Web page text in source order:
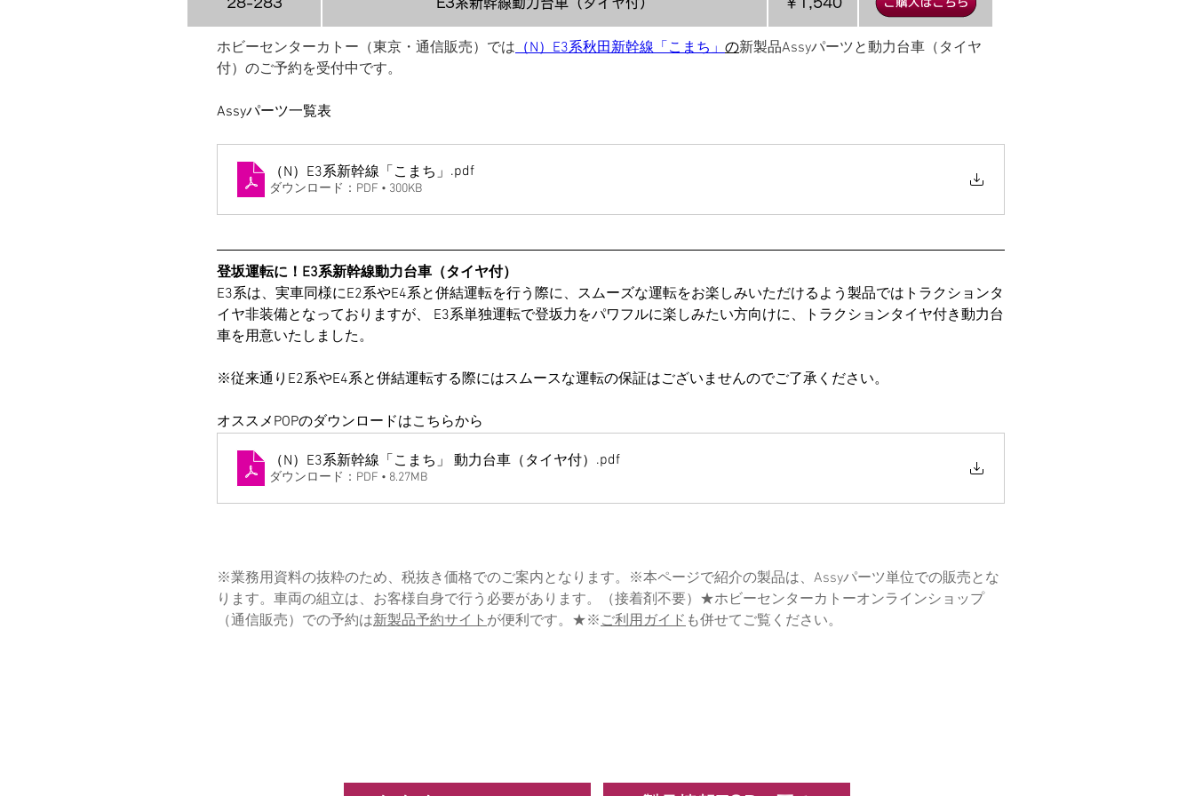
ホビーセンターカトー（東京・通信販売）では（N）E3系秋田新幹線「こまち」の新製品Assyパーツと動力台車（タイヤ
付）のご予約を受付中です。
Assyパーツ一覧表
（N）E3系新幹線「こまち」 .pdf
ダウンロード：PDF • 300KB
登坂運転に！E3系新幹線動力台車（タイヤ付）
E3系は、実車同様にE2系やE4系と併結運転を行う際に、スムーズな運転をお楽しみいただけるよう製品ではトラクションタ
イヤ非装備となっておりますが、 E3系単独運転で登坂力をパワフルに楽しみたい方向けに、トラクションタイヤ付き動力台
車を用意いたしました。
※従来通りE2系やE4系と併結運転する際にはスムースな運転の保証はございませんのでご了承ください。
オススメPOPのダウンロードはこちらから
（N）E3系新幹線「こまち」 動力台車（タイヤ付） .pdf
ダウンロード：PDF • 8.27MB
※業務用資料の抜粋のため、税抜き価格でのご案内となります。※本ページで紹介の製品は、Assyパーツ単位での販売とな
ります。車両の組立は、お客様自身で行う必要があります。（接着剤不要）★ホビーセンターカトーオンラインショップ
（通信販売）での予約は新製品予約サイトが便利です。★※ご利用ガイドも併せてご覧ください。